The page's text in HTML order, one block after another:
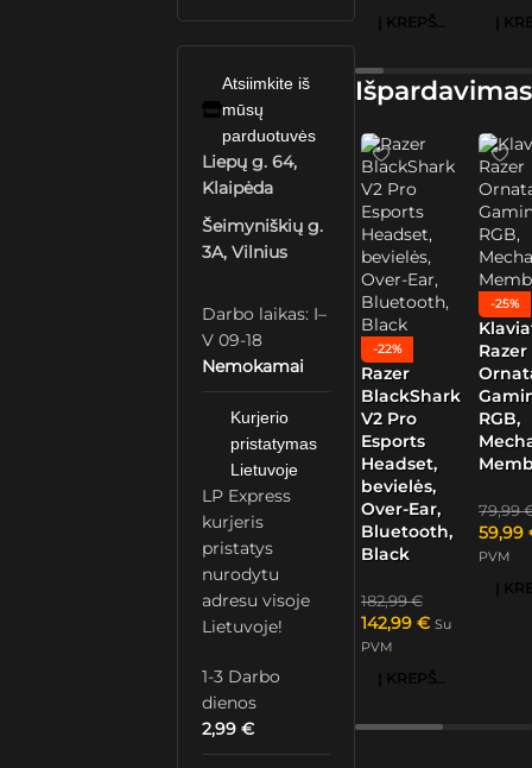
Atsiimkite iš
mūsų
parduotuvės
Liepų g. 64,
Klaipėda
Šeimyniškių g.
3A, Vilnius
Darbo laikas: I–
V 09-18
Nemokamai
Kurjerio
pristatymas
Lietuvoje
LP Express
kurjeris
pristatys
nurodytu
adresu visoje
Lietuvoje!
1-3 Darbo
dienos
2,99€
Į KREPŠELĮ
Išpardavimas
-22%
Razer
BlackShark
V2 Pro
Esports
Headset,
bevielės,
Over-Ear,
Bluetooth,
Black
182,99€
142,99 € Su
PVM
Į KREPŠELĮ
-25%
Razer
RGB,
79,99
59,99
PVM